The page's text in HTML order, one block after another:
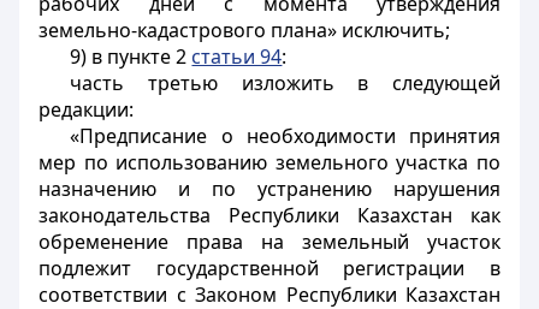
земельно-кадастрового плана» исключить;
9) в пункте 2 статьи 94:
часть третью изложить в следующей
редакции:
«Предписание о необходимости принятия
мер по использованию земельного участка по
назначению и по устранению нарушения
законодательства Республики Казахстан как
обременение права на земельный участок
подлежит государственной регистрации в
соответствии с Законом Республики Казахстан